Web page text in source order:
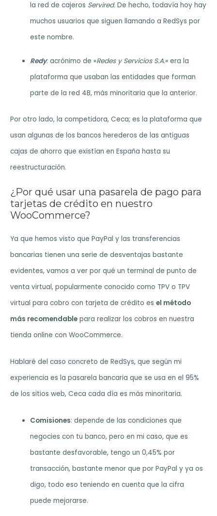
la red de cajeros Servired. De hecho, todavía hoy hay
muchos usuarios que siguen llamando a RedSys por
este nombre.
Redy: acrónimo de «Redes y Servicios S.A.» era la
plataforma que usaban las entidades que forman
parte de la red 4B, más minoritaria que la anterior.
Por otro lado, la competidora, Ceca; es la plataforma que
usan algunas de los bancos herederos de las antiguas
cajas de ahorro que existían en España hasta su
reestructuración.
¿Por qué usar una pasarela de pago para
tarjetas de crédito en nuestro
WooCommerce?
Ya que hemos visto que PayPal y las transferencias
bancarias tienen una serie de desventajas bastante
evidentes, vamos a ver por qué un terminal de punto de
venta virtual, popularmente conocido como TPV o TPV
virtual para cobro con tarjeta de crédito esel método
más recomendable para realizar los cobros en nuestra
tienda online con WooCommerce.
Hablaré del caso concreto de RedSys, que según mi
experiencia es la pasarela bancaria que se usa en el 95%
de los sitios web, Ceca cada día es más minoritaria.
Comisiones: depende de las condiciones que
negocies con tu banco, pero en mi caso, que es
bastante desfavorable, tengo un 0,45% por
transacción, bastante menor que por PayPal y ya os
digo, todo eso teniendo en cuenta que la cifra
puede mejorarse.